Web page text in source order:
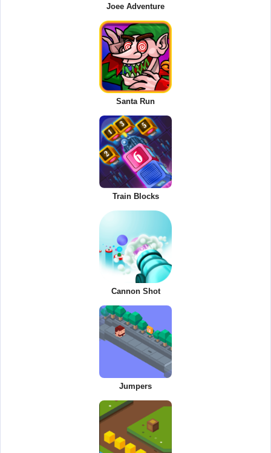
Joee Adventure
Santa Run
Train Blocks
Cannon Shot
Jumpers